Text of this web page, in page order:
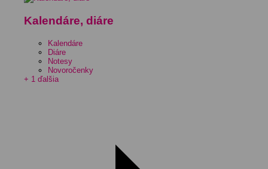
Kalendáre, diáre
Kalendáre
Diáre
Notesy
Novoročenky
+ 1 ďalšia